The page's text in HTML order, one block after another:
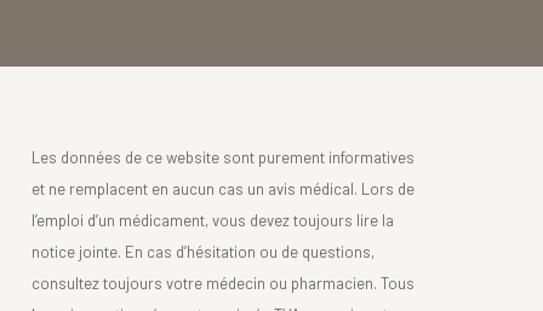
Les données de ce website sont purement informatives
et ne remplacent en aucun cas un avis médical. Lors de
l’emploi d’un médicament, vous devez toujours lire la
notice jointe. En cas d’hésitation ou de questions,
consultez toujours votre médecin ou pharmacien. Tous